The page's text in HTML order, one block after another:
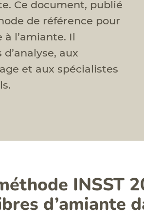
Ce document, publié
de référence pour
à l’amiante. Il
aux
et aux spécialistes
INSST
d’amiante